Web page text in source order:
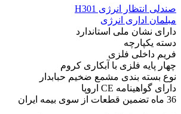
صندلی انتظار انرژی H301
مبلمان اداری انرژی
دارای نشان ملی استاندارد
دسته یکپارچه
فریم داخلی فلزی
چهار پایه فلزی با آبکاری کروم
نوع بسته بندی مشمع ضخیم حبابدار
دارای گواهینامه CE اروپا
36 ماه تضمین قطعات از سوی بیمه ایران